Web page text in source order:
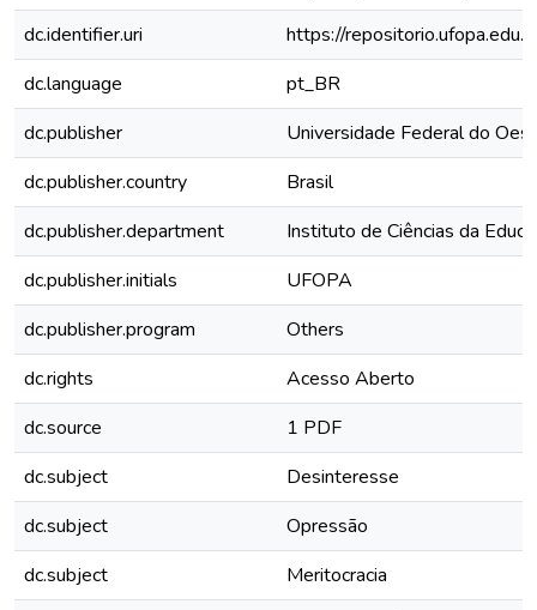
dc.identifier.uri
https://
dc.language
pt_BR
dc.publisher
Universidade Federal do
dc.publisher.country
Brasil
dc.publisher.department
Instituto de Ciências da
dc.publisher.initials
UFOPA
dc.publisher.program
Others
dc.rights
Acesso Aberto
dc.source
1 PDF
dc.subject
Desinteresse
dc.subject
Opressão
dc.subject
Meritocracia